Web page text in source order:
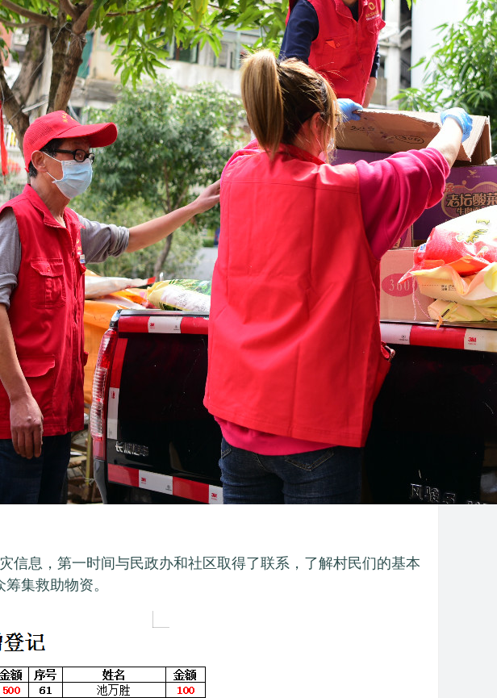
信息，第一时间与民政办和社区取得了联系，了解村民们的基本
集救助物资。